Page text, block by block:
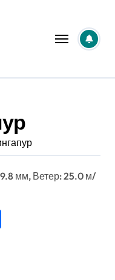
мм, Ветер: 25.0 м/